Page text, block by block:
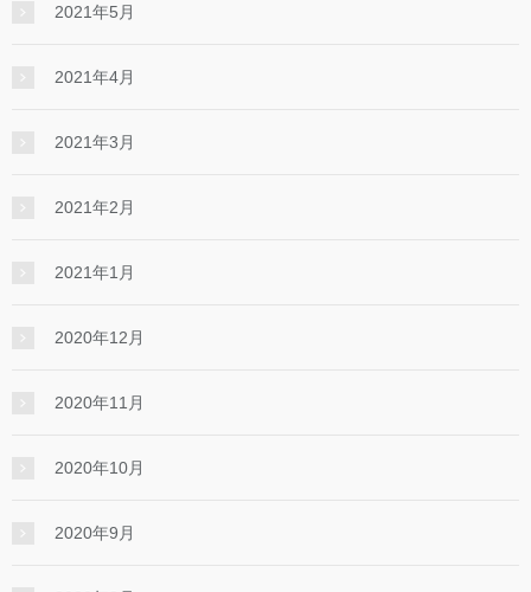
2021年5月
2021年4月
2021年3月
2021年2月
2021年1月
2020年12月
2020年11月
2020年10月
2020年9月